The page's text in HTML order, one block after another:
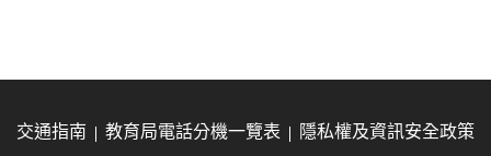
交通指南 教育局電話分機一覽表
隱私權及資訊安全政策